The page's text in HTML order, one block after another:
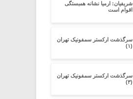
شریفیان: ارمیا نشانه همبستگی
اقوام است
سرگذشت ارکستر سمفونیک تهران
(۱)
سرگذشت ارکستر سمفونیک تهران
(۳)